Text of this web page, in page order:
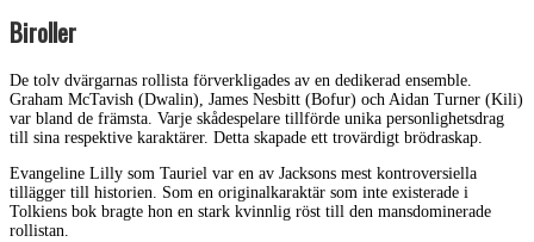
Biroller
De tolv dvärgarnas rollista förverkligades av en dedikerad ensemble.
Graham McTavish (Dwalin), James Nesbitt (Bofur) och Aidan Turner (Kili)
var bland de främsta. Varje skådespelare tillförde unika personlighetsdrag
till sina respektive karaktärer. Detta skapade ett trovärdigt brödraskap.
Evangeline Lilly som Tauriel var en av Jacksons mest kontroversiella
tillägger till historien. Som en originalkaraktär som inte existerade i
Tolkiens bok bragte hon en stark kvinnlig röst till den mansdominerade
rollistan.